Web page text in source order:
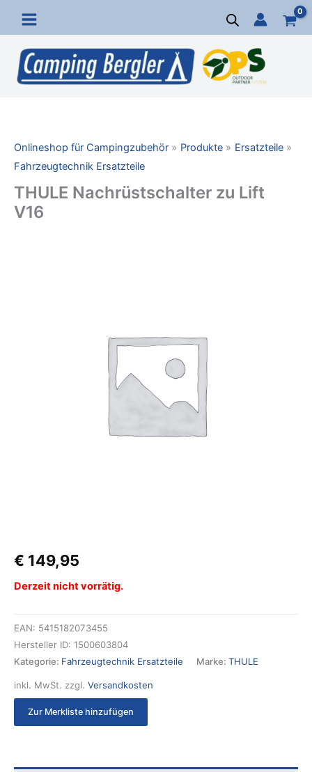
Inhalt
springen
Onlineshop für Campingzubehör Produkte
Ersatzteile
Fahrzeugtechnik Ersatzteile
THULE Nachrüstschalter zu Lift
V16
€ 149,95
Derzeit nicht vorrätig.
EAN: 5415182073455
Hersteller ID: 1500603804
Kategorie: Fahrzeugtechnik Ersatzteile Marke: THULE
inkl. MwSt. zzgl. Versandkosten
Zur Merkliste hinzufügen